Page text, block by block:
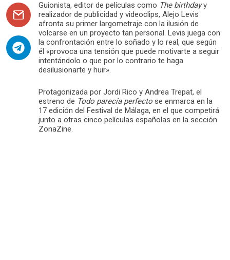
Guionista, editor de películas como The birthdayy
realizador de publicidad y videoclips, Alejo Levis
afronta su primer largometraje con la ilusión de
volcarse en un proyecto tan personal. Levis juega con
la confrontación entre lo soñado y lo real, que según
él «provoca una tensión que puede motivarte a seguir
intentándolo o que por lo contrario te haga
desilusionarte y huir».
Protagonizada por Jordi Rico y Andrea Trepat, el
estreno de Todo parecía perfecto se enmarca en la
17 edición del Festival de Málaga, en el que competirá
junto a otras cinco películas españolas en la sección
ZonaZine.